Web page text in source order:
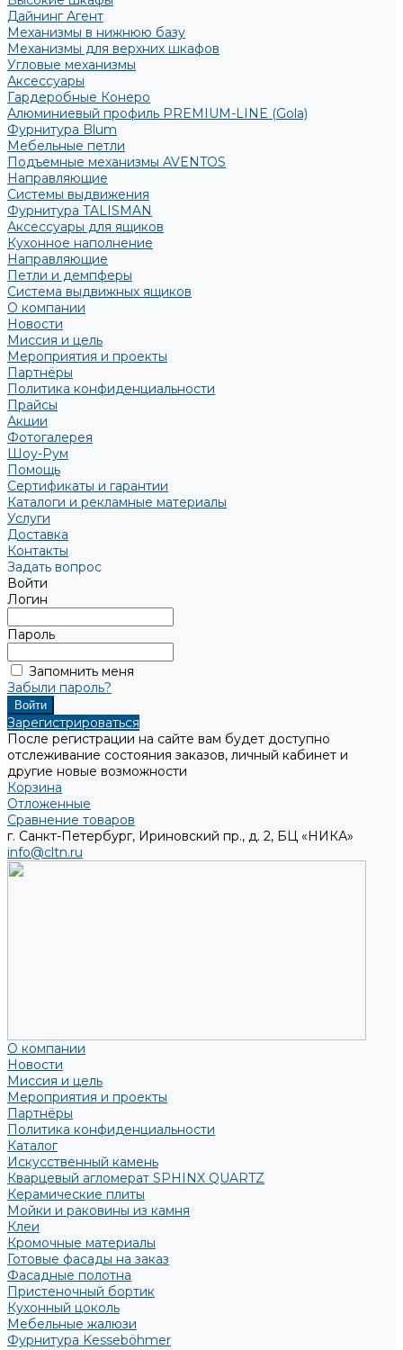
Дайнинг Агент
Механизмы в нижнюю базу
Механизмы для верхних шкафов
Угловые механизмы
Аксессуары
Гардеробные Конеро
Алюминиевый профиль PREMIUM-LINE (Gola)
Фурнитура Blum
Мебельные петли
Подъемные механизмы AVENTOS
Направляющие
Системы выдвижения
Фурнитура TALISMAN
Аксессуары для ящиков
Кухонное наполнение
Направляющие
Петли и демпферы
Система выдвижных ящиков
О компании
Новости
Миссия и цель
Мероприятия и проекты
Партнёры
Политика конфиденциальности
Прайсы
Акции
Фотогалерея
Шоу-Рум
Помощь
Сертификаты и гарантии
Каталоги и рекламные материалы
Услуги
Доставка
Контакты
Задать вопрос
Войти
Логин
Пароль
Запомнить меня
Забыли пароль?
Зарегистрироваться
После регистрации на сайте вам будет доступно
отслеживание состояния заказов, личный кабинет и
другие новые возможности
Корзина
Отложенные
Сравнение товаров
г. Санкт-Петербург, Ириновский пр., д. 2, БЦ «НИКА»
info@cltn.ru
О компании
Новости
Миссия и цель
Мероприятия и проекты
Партнёры
Политика конфиденциальности
Каталог
Искусственный камень
Кварцевый агломерат SPHINX QUARTZ
Керамические плиты
Мойки и раковины из камня
Клеи
Кромочные материалы
Готовые фасады на заказ
Фасадные полотна
Пристеночный бортик
Кухонный цоколь
Мебельные жалюзи
Фурнитура Kesseböhmer